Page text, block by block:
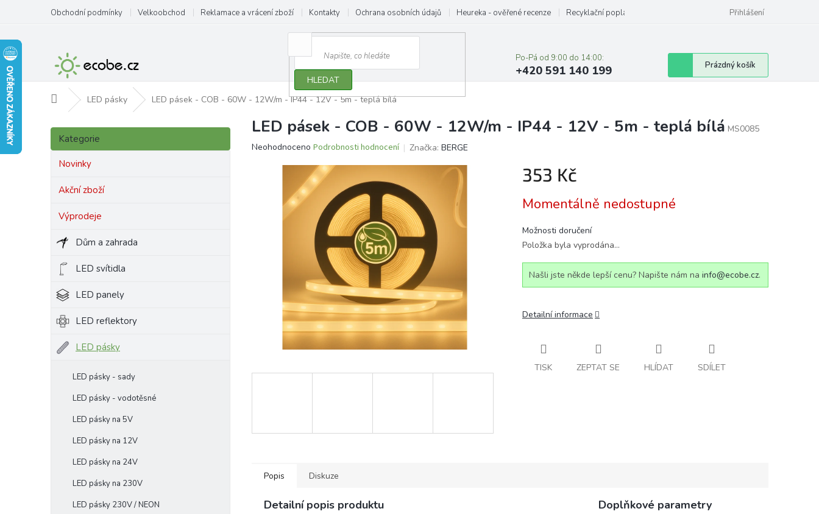
obsah
Obchodní podmínky Velkoobchod Reklamace a vrácení zboží Kontakty Ochrana osobních údajů Heureka - ověřené recenze Recyklační poplatky Přihlášení
HLEDAT
Po-Pá od 9:00 do 14:00:
+420 591 140 199
Nákupní
košík
Prázdný košík
Domů LED pásky LED pásek - COB - 60W - 12W/m - IP44 - 12V - 5m - teplá bílá
P
s
p
Přeskočit
kategorie
Kategorie
Novinky
Akční zboží
Výprodeje
Dům a zahrada
LED svítidla
LED panely
LED reflektory
LED pásky
LED pásky - sady
LED pásky - vodotěsné
LED pásky na 5V
LED pásky na 12V
LED pásky na 24V
LED pásky na 230V
LED pásky 230V / NEON
LED pásek - COB - 60W - 12W/m - IP44 - 12V - 5m - teplá bílá MS0085
Průměrné
Neohodnoceno Podrobnosti hodnocení Značka: BERGE
353 Kč
cena:
Momentálně nedostupné
Možnosti doručení
Položka byla vyprodána…
Našli jste někde lepší cenu? Napište nám na info@ecobe.cz.
Detailní informace
TISK ZEPTAT SE HLÍDAT SDÍLET
Popis Diskuze
Detailní popis produktu Doplňkové parametry